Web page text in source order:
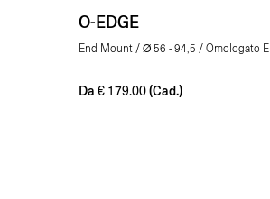
O-EDGE
End Mount / Ø 56 - 94,5 / Omologato E
Da € 179.00 (Cad.)